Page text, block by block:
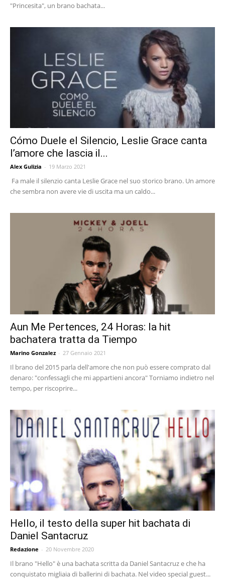
"Princesita", un brano bachata...
Cómo Duele el Silencio, Leslie Grace canta
l’amore che lascia il...
Alex Gulizia - 19 Marzo 2021
Fa male il silenzio canta Leslie Grace nel suo storico brano. Un amore
che sembra non avere vie di uscita ma un caldo...
Aun Me Pertences, 24 Horas: la hit
bachatera tratta da Tiempo
Marino Gonzalez - 27 Gennaio 2021
Il brano del 2015 parla dell'amore che non può essere comprato dal
denaro: "confessagli che mi appartieni ancora" Torniamo indietro nel
tempo, per riscoprire...
Hello, il testo della super hit bachata di
Daniel Santacruz
Redazione - 20 Novembre 2020
Il brano "Hello" è una bachata scritta da Daniel Santacruz e che ha
conquistato migliaia di ballerini di bachata. Nel video special guest...